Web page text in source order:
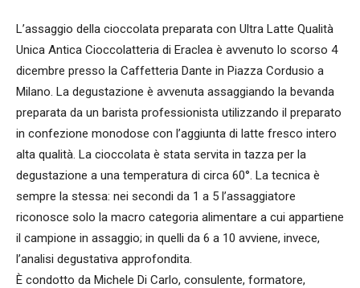
L’assaggio della cioccolata preparata con Ultra Latte Qualità
Unica Antica Cioccolatteria di Eraclea è avvenuto lo scorso 4
dicembre presso la Caffetteria Dante in Piazza Cordusio a
Milano. La degustazione è avvenuta assaggiando la bevanda
preparata da un barista professionista utilizzando il preparato
in confezione monodose con l’aggiunta di latte fresco intero
alta qualità. La cioccolata è stata servita in tazza per la
degustazione a una temperatura di circa 60°. La tecnica è
sempre la stessa: nei secondi da 1 a 5 l’assaggiatore
riconosce solo la macro categoria alimentare a cui appartiene
il campione in assaggio; in quelli da 6 a 10 avviene, invece,
l’analisi degustativa approfondita.
È condotto da Michele Di Carlo, consulente, formatore,